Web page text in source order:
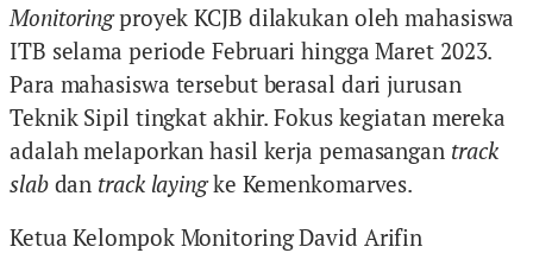
Monitoringproyek KCJB dilakukan oleh mahasiswa
ITB selama periode Februari hingga Maret 2023.
Para mahasiswa tersebut berasal dari jurusan
Teknik Sipil tingkat akhir. Fokus kegiatan mereka
adalah melaporkan hasil kerja pemasangan track
slabdan track layingke Kemenkomarves.
Ketua Kelompok Monitoring David Arifin